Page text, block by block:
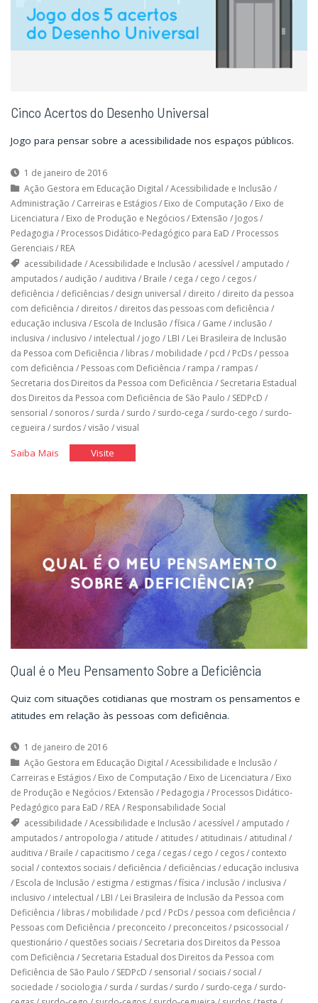
Cinco Acertos do Desenho Universal
Jogo para pensar sobre a acessibilidade nos espaços públicos.
1 de janeiro de 2016
Ação Gestora em Educação Digital /Acessibilidade e Inclusão /
Administração / Carreiras e Estágios/ Eixo de Computação / Eixo de
Licenciatura / Eixo de Produção e Negócios/ Extensão / Jogos/
Pedagogia / Processos Didático-Pedagógico para EaD / Processos
Gerenciais/ REA
acessibilidade /Acessibilidade e Inclusão / acessível / amputado /
amputados/ audição / auditiva / Braile / cega / cego / cegos/
deficiência / deficiências/ design universal / direito / direito da pessoa
com deficiência / direitos/ direitos das pessoas com deficiência /
educação inclusiva / Escola de Inclusão /física / Game / inclusão /
inclusiva / inclusivo / intelectual / jogo / LBI / Lei Brasileira de Inclusão
da Pessoa com Deficiência / libras/ mobilidade / pcd / PcDs/ pessoa
com deficiência / Pessoas com Deficiência / rampa / rampas/
Secretaria dos Direitos da Pessoa com Deficiência / Secretaria Estadual
dos Direitos da Pessoa com Deficiência de São Paulo / SEDPcD /
sensorial / sonoros/ surda / surdo / surdo-cega / surdo-cego / surdo-
cegueira / surdos/visão /visual
Saiba Mais"Cinco
Desenho
Universal"
Visite"Cinco
Desenho
Universal"
Qual é o Meu Pensamento Sobre a Deficiência
Quiz com situações cotidianas que mostram os pensamentos e
atitudes em relação às pessoas com deficiência.
1 de janeiro de 2016
Ação Gestora em Educação Digital /Acessibilidade e Inclusão /
Carreiras e Estágios/ Eixo de Computação / Eixo de Licenciatura / Eixo
de Produção e Negócios/ Extensão / Pedagogia / Processos Didático-
Pedagógico para EaD / REA/ Responsabilidade Social
acessibilidade /Acessibilidade e Inclusão / acessível / amputado /
amputados/ antropologia / atitude / atitudes/ atitudinais/ atitudinal /
auditiva / Braile / capacitismo / cega / cegas/ cego / cegos/ contexto
social / contextos sociais/ deficiência / deficiências/ educação inclusiva
/ Escola de Inclusão / estigma / estigmas/física / inclusão / inclusiva /
inclusivo / intelectual / LBI / Lei Brasileira de Inclusão da Pessoa com
Deficiência / libras/ mobilidade / pcd / PcDs/ pessoa com deficiência /
Pessoas com Deficiência / preconceito / preconceitos/ psicossocial /
questionário / questões sociais/ Secretaria dos Direitos da Pessoa
com Deficiência / Secretaria Estadual dos Direitos da Pessoa com
Deficiência de São Paulo / SEDPcD / sensorial / sociais/ social /
sociedade / sociologia / surda / surdas/ surdo / surdo-cega / surdo-